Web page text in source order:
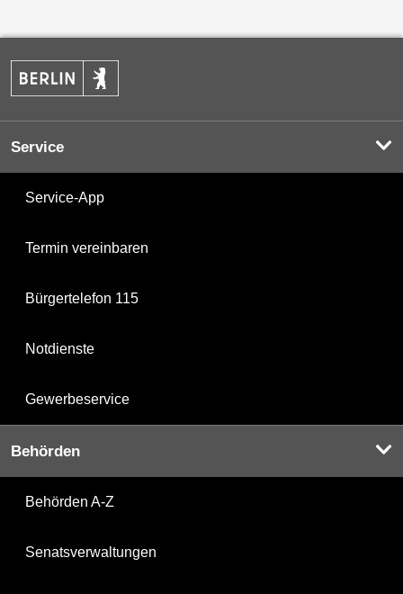
Service
Service-App
Termin vereinbaren
Bürgertelefon 115
Notdienste
Gewerbeservice
Behörden
Behörden A-Z
Senatsverwaltungen